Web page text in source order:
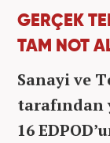
GERÇEK
TAM NOT
Sanayi ve
tarafından
16